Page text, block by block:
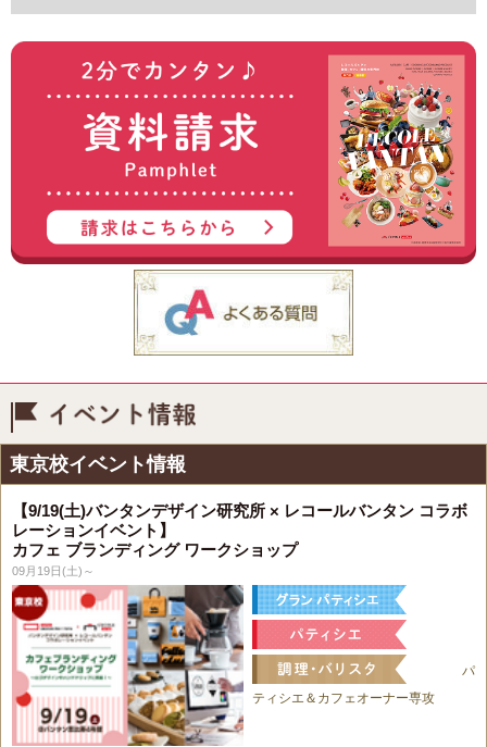
東京校イベント情報
【9/19(土)バンタンデザイン研究所 × レコールバンタン コラボ
レーションイベント】
カフェ ブランディング ワークショップ
09月19日(土)～
パ
ティシエ＆カフェオーナー専攻